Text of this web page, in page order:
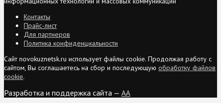
Контакты
Прайс-лист
Для партнеров
Политика конфиденциальности
Сайт novokuznetsk.ru использует файлы cookie. Продолжая работу с
сайтом, Вы соглашаетесь на сбор и последующую обработку файлов
cookie.
Разработка и поддержка сайта — AA